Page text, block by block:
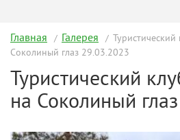
Главная Галерея
Соколиный глаз 29.03.2023
Туристический
на Соколиный